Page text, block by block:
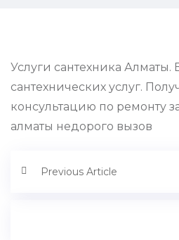
Услуги сантехника Алматы.
сантехнических услуг.
консультацию по ремонту
алматы недорого вызов
Previous Article